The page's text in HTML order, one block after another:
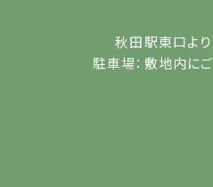
秋田駅東口よ
駐車場：敷地内にご